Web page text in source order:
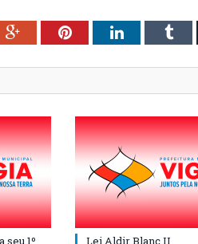
Google+PinterestLinkedIn
seu 1º
Lei Aldir Blanc II